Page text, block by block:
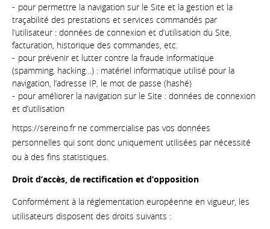
pour permettre la navigation sur le Site et la gestion et la
traçabilité des prestations et services commandés par
l’utilisateur : données de connexion et d’utilisation du Site,
facturation, historique des commandes, etc.
pour prévenir et lutter contre la fraude informatique
(spamming, hacking…) : matériel informatique utilisé pour la
navigation, l’adresse IP, le mot de passe (hashé)
pour améliorer la navigation sur le Site : données de connexion
et d’utilisation
https://sereino.fr ne commercialise pas vos données
personnelles qui sont donc uniquement utilisées par nécessité
ou à des fins statistiques.
Droit d’accès, de rectification et d’opposition
Conformément à la réglementation européenne en vigueur, les
utilisateurs disposent des droits suivants :